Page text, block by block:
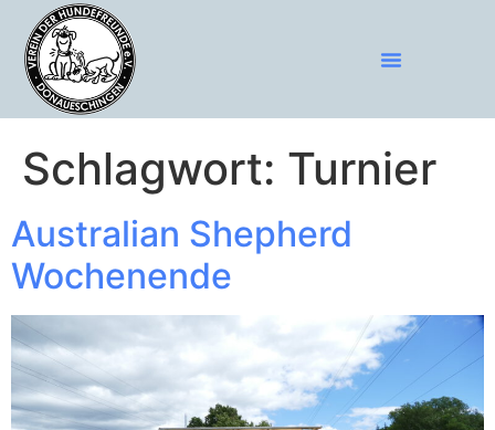
Schlagwort: Turnier
Australian Shepherd
Wochenende